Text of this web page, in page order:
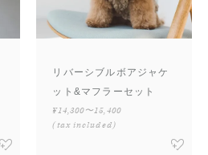
リバーシブルボアジャケ
ット&マフラーセット
¥14,300〜15,400
(tax included)